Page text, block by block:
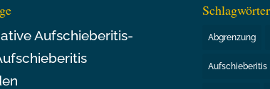
Aufschieberitis-
Schlagwörter
Abgrenzung
Aufschieberitis